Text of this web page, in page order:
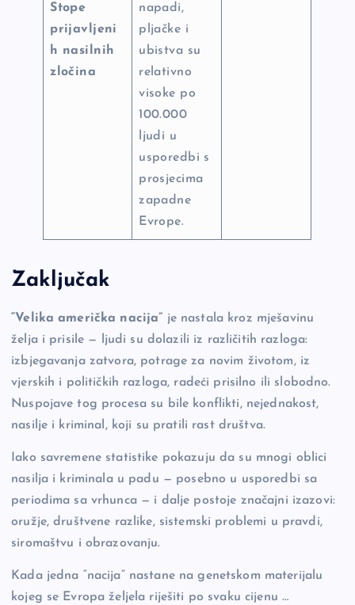
Stope
prijavljeni
h nasilnih
zločina
napadi,
pljačke i
ubistva su
relativno
visoke po
100.000
ljudi u
usporedbi s
prosjecima
zapadne
Evrope.
Zaključak
“Velika američka nacija” je nastala kroz mješavinu
želja i prisile — ljudi su dolazili iz različitih razloga:
izbjegavanja zatvora, potrage za novim životom, iz
vjerskih i političkih razloga, radeći prisilno ili slobodno.
Nuspojave tog procesa su bile konflikti, nejednakost,
nasilje i kriminal, koji su pratili rast društva.
Iako savremene statistike pokazuju da su mnogi oblici
nasilja i kriminala u padu — posebno u usporedbi sa
periodima sa vrhunca — i dalje postoje značajni izazovi:
oružje, društvene razlike, sistemski problemi u pravdi,
siromaštvu i obrazovanju.
Kada jedna “nacija” nastane na genetskom materijalu
kojeg se Evropa željela riješiti po svaku cijenu …